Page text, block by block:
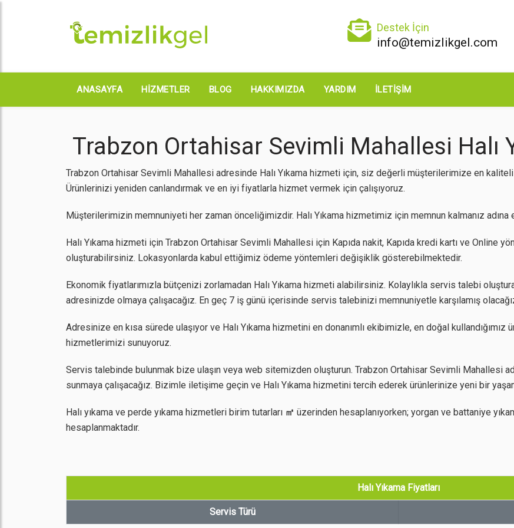
Destek İçin
info@temizlikgel.com
ANASAYFA HIZMETLER BLOG HAKKIMIZDA YARDIM İLETIŞIM
Trabzon Ortahisar Sevimli Mahallesi Halı
Trabzon Ortahisar Sevimli Mahallesi adresinde Halı Yıkama hizmeti için, siz değerli müşterilerimize en
Ürünlerinizi yeniden canlandırmak ve en iyi fiyatlarla hizmet vermek için çalışıyoruz.
Müşterilerimizin memnuniyeti her zaman önceliğimizdir. Halı Yıkama hizmetimiz için memnun kalmanız
Halı Yıkama hizmeti için Trabzon Ortahisar Sevimli Mahallesi için Kapıda nakit, Kapıda kredi kartı ve
oluşturabilirsiniz. Lokasyonlarda kabul ettiğimiz ödeme yöntemleri değişiklik gösterebilmektedir.
Ekonomik fiyatlarımızla bütçenizi zorlamadan Halı Yıkama hizmeti alabilirsiniz. Kolaylıkla servis talebi
adresinizde olmaya çalışacağız. En geç 7 iş günü içerisinde servis talebinizi memnuniyetle karşılamış
Adresinize en kısa sürede ulaşıyor ve Halı Yıkama hizmetini en donanımlı ekibimizle, en doğal
hizmetlerimizi sunuyoruz.
Servis talebinde bulunmak bize ulaşın veya web sitemizden oluşturun. Trabzon Ortahisar Sevimli Mahallesi
sunmaya çalışacağız. Bizimle iletişime geçin ve Halı Yıkama hizmetini tercih ederek ürünlerinize yeni bir
Halı yıkama ve perde yıkama hizmetleri birim tutarları ㎡ üzerinden hesaplanıyorken; yorgan ve battaniye
hesaplanmaktadır.
Halı Yıkama Fiyatları
Servis Türü